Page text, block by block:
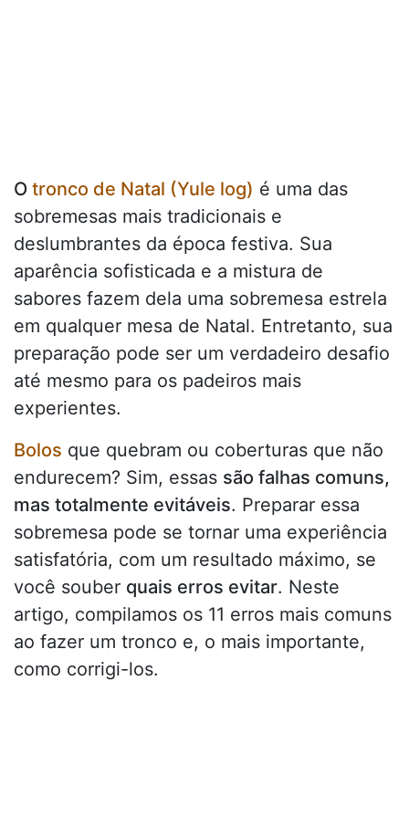
O tronco de Natal (Yule log) é uma das
sobremesas mais tradicionais e
deslumbrantes da época festiva. Sua
aparência sofisticada e a mistura de
sabores fazem dela uma sobremesa estrela
em qualquer mesa de Natal. Entretanto, sua
preparação pode ser um verdadeiro desafio
até mesmo para os padeiros mais
experientes.
Bolos que quebram ou coberturas que não
endurecem? Sim, essas são falhas comuns,
mas totalmente evitáveis. Preparar essa
sobremesa pode se tornar uma experiência
satisfatória, com um resultado máximo, se
você souber quais erros evitar. Neste
artigo, compilamos os 11 erros mais comuns
ao fazer um tronco e, o mais importante,
como corrigi-los.